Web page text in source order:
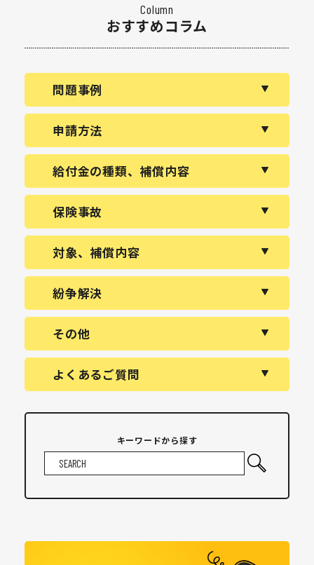
Column
おすすめコラム
問題事例
申請方法
給付金の種類、補償内容
保険事故
対象、補償内容
紛争解決
その他
よくあるご質問
キーワードから探す